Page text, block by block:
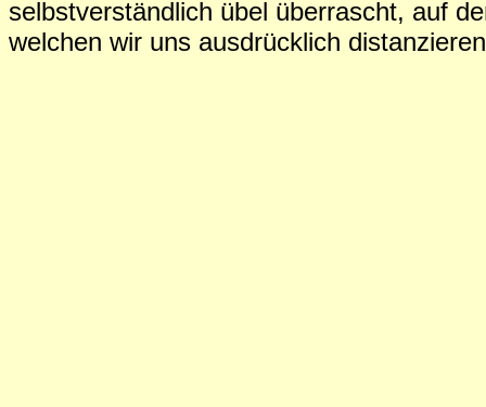
selbstverständlich übel überrascht, auf
welchen wir uns ausdrücklich